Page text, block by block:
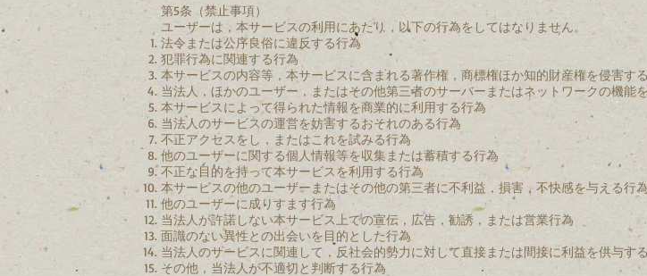
第5条（禁止事項）
ユーザーは，本サービスの利用にあたり，以下の行為をしてはなりません。
法令または公序良俗に違反する行為
犯罪行為に関連する行為
本サービスの内容等，本サービスに含まれる著作権，商標権ほか知的財産権を侵害す
当法人，ほかのユーザー，またはその他第三者のサーバーまたはネットワークの機能
本サービスによって得られた情報を商業的に利用する行為
当法人のサービスの運営を妨害するおそれのある行為
不正アクセスをし，またはこれを試みる行為
他のユーザーに関する個人情報等を収集または蓄積する行為
不正な目的を持って本サービスを利用する行為
本サービスの他のユーザーまたはその他の第三者に不利益，損害，不快感を与える行為
他のユーザーに成りすます行為
当法人が許諾しない本サービス上での宣伝，広告，勧誘，または営業行為
面識のない異性との出会いを目的とした行為
当法人のサービスに関連して，反社会的勢力に対して直接または間接に利益を供与す
その他，当法人が不適切と判断する行為